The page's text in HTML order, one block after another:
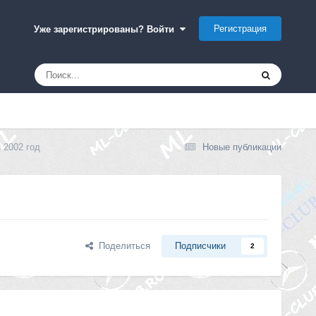
Уже зарегистрированы? Войти Регистрация
Новые публикации
год
Поделиться Подписчики 2